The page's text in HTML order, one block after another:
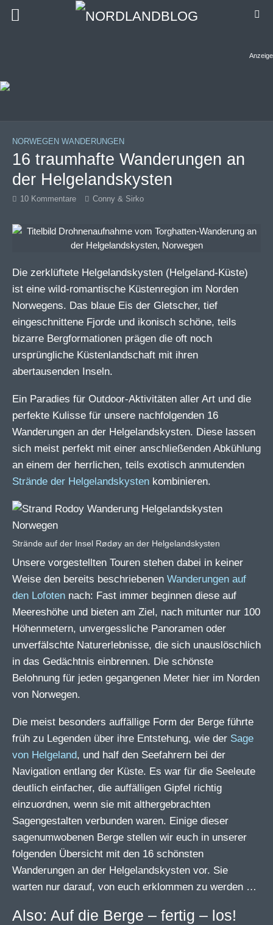
Anzeige
NORWEGEN WANDERUNGEN
16 traumhafte Wanderungen an
der Helgelandskysten
10 Kommentare Conny & Sirko
Die zerklüftete Helgelandskysten (Helgeland-Küste)
ist eine wild-romantische Küstenregion im Norden
Norwegens. Das blaue Eis der Gletscher, tief
eingeschnittene Fjorde und ikonisch schöne, teils
bizarre Bergformationen prägen die oft noch
ursprüngliche Küstenlandschaft mit ihren
abertausenden Inseln.
Ein Paradies für Outdoor-Aktivitäten aller Art und die
perfekte Kulisse für unsere nachfolgenden 16
Wanderungen an der Helgelandskysten. Diese lassen
sich meist perfekt mit einer anschließenden Abkühlung
an einem der herrlichen, teils exotisch anmutenden
Strände der Helgelandskysten kombinieren.
Strände auf der Insel Rødøy an der Helgelandskysten
Unsere vorgestellten Touren stehen dabei in keiner
Weise den bereits beschriebenen Wanderungen auf
den Lofoten nach: Fast immer beginnen diese auf
Meereshöhe und bieten am Ziel, nach mitunter nur 100
Höhenmetern, unvergessliche Panoramen oder
unverfälschte Naturerlebnisse, die sich unauslöschlich
in das Gedächtnis einbrennen. Die schönste
Belohnung für jeden gegangenen Meter hier im Norden
von Norwegen.
Die meist besonders auffällige Form der Berge führte
früh zu Legenden über ihre Entstehung, wie der Sage
von Helgeland, und half den Seefahrern bei der
Navigation entlang der Küste. Es war für die Seeleute
deutlich einfacher, die auffälligen Gipfel richtig
einzuordnen, wenn sie mit althergebrachten
Sagengestalten verbunden waren. Einige dieser
sagenumwobenen Berge stellen wir euch in unserer
folgenden Übersicht mit den 16 schönsten
Wanderungen an der Helgelandskysten vor. Sie
warten nur darauf, von euch erklommen zu werden …
Also: Auf die Berge – fertig – los!